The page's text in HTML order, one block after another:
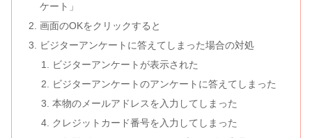
ケート」
画面のOKをクリックすると
ビジターアンケートに答えてしまった場合の対処
ビジターアンケートが表示された
ビジターアンケートのアンケートに答えてしまった
本物のメールアドレスを入力してしまった
クレジットカード番号を入力してしまった